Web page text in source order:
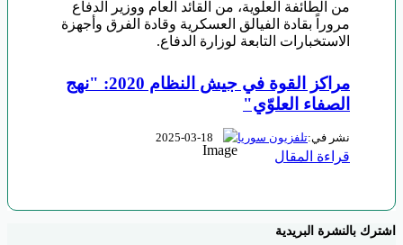
من الطائفة العلوية، من القائد العام ووزير الدفاع
مروراً بقادة الفيالق العسكرية وقادة الفرق وأجهزة
الاستخبارات التابعة لوزارة الدفاع.
مراكز القوة في جيش النظام 2020: "نهج
الصفاء العلوّي"
نشر في:تلفزيون سوريا 2025-03-18
قراءة المقال
اشترك بالنشرة البريدية